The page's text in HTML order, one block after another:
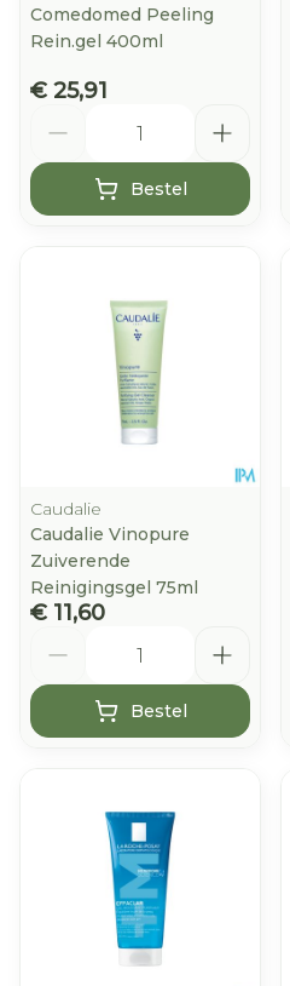
Comedomed Peeling
Rein.gel 400ml
€ 25,91
Bestel
Caudalie
Caudalie Vinopure
Zuiverende
Reinigingsgel 75ml
€ 11,60
Bestel